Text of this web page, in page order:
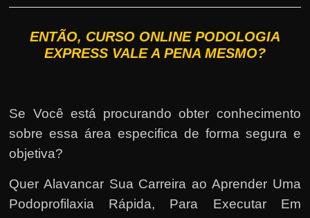
ENTÃO, CURSO ONLINE PODOLOGIA
EXPRESS VALE A PENA MESMO?
Se Você está procurando obter conhecimento
sobre essa área especifica de forma segura e
objetiva?
Quer Alavancar Sua Carreira ao Aprender Uma
Podoprofilaxia Rápida, Para Executar Em